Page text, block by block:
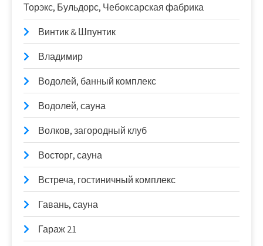
Торэкс, Бульдорс, Чебоксарская фабрика
Винтик & Шпунтик
Владимир
Водолей, банный комплекс
Водолей, сауна
Волков, загородный клуб
Восторг, сауна
Встреча, гостиничный комплекс
Гавань, сауна
Гараж 21